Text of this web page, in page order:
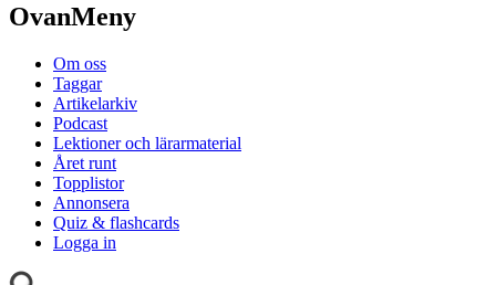
OvanMeny
Om oss
Taggar
Artikelarkiv
Podcast
Lektioner och lärarmaterial
Året runt
Topplistor
Annonsera
Quiz & flashcards
Logga in